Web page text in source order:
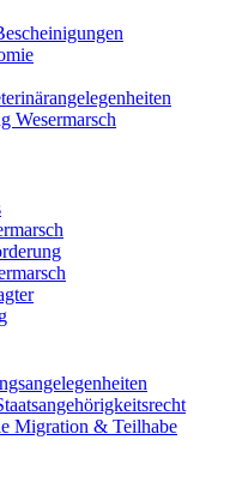
Wesermarsch
Migration & Teilhabe